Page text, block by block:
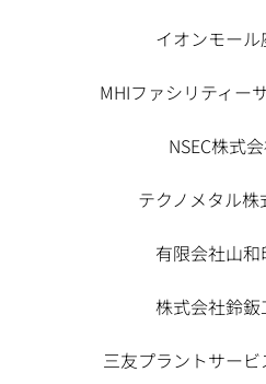
イオンモール
MHIファシリティー
NSEC株式
テクノメタル株
有限会社山和
株式会社鈴鈑
三友プラントサー